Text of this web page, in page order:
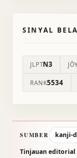
SINYAL
JLPTN3
RANK5534
SUMBER
kanji-
Tinjauan editorial